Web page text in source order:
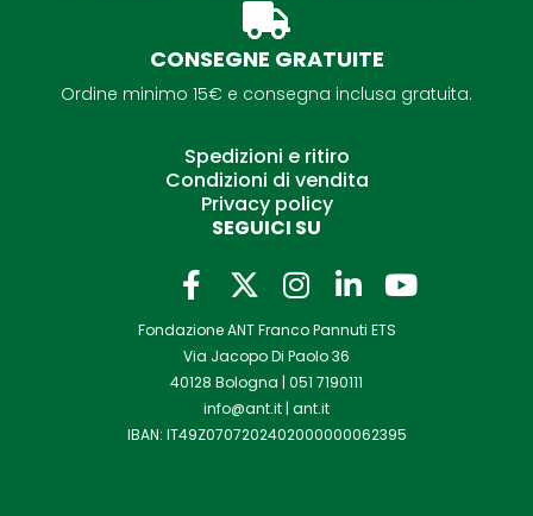
CONSEGNE GRATUITE
Ordine minimo 15€ e consegna inclusa gratuita.
Spedizioni e ritiro
Condizioni di vendita
Privacy policy
SEGUICI SU
F
a
c
e
b
o
I
n
s
t
a
g
L
i
n
k
d
Y
b
Fondazione ANT Franco Pannuti ETS
Via Jacopo Di Paolo 36
40128 Bologna | 051 7190111
info@ant.it | ant.it
IBAN: IT49Z0707202402000000062395